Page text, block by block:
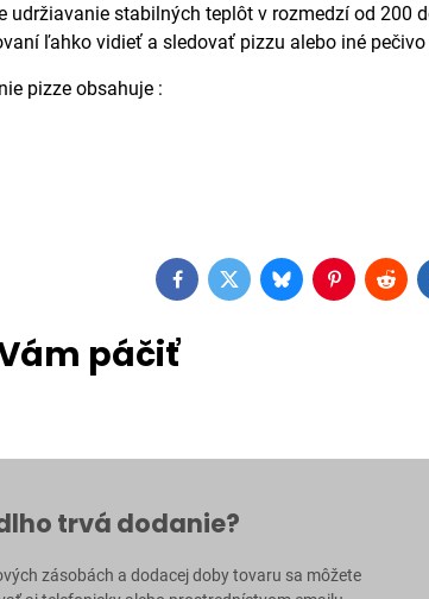
udržiavanie stabilných teplôt v rozmedzí od 200
ľahko vidieť a sledovať pizzu alebo iné pečivo
pizze obsahuje :
FacebookTwitterBlueskyPinterest
páčiť
trvá dodanie?
zásobách a dodacej doby tovaru sa môžete